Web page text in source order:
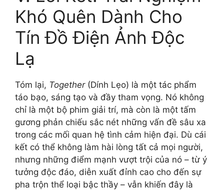
Khó Quên Dành Cho
Tín Đồ Điện Ảnh Độc
Lạ
Tóm lại, Together(Dính Lẹo) là một tác phẩm
táo bạo, sáng tạo và đầy tham vọng. Nó không
chỉ là một bộ phim giải trí, mà còn là một tấm
gương phản chiếu sắc nét những vấn đề sâu xa
trong các mối quan hệ tình cảm hiện đại. Dù cái
kết có thể không làm hài lòng tất cả mọi người,
nhưng những điểm mạnh vượt trội của nó – từ ý
tưởng độc đáo, diễn xuất đỉnh cao cho đến sự
pha trộn thể loại bậc thầy – vẫn khiến đây là